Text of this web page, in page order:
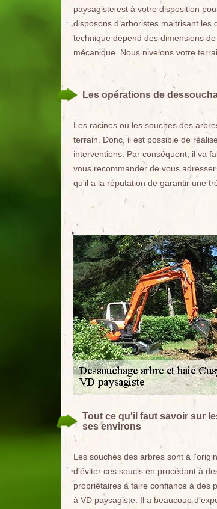
paysagiste est à votre disposition
disposons d’arboristes maitrisant
technique dépend des dimensions
mécanique. Nous nivelons votre
Les opérations de
Les racines ou les souches des
terrain. Donc, il est possible de
interventions. Par conséquent, il va
vous recommander de vous
qu'il a la réputation de garantir une
Tout ce qu'il faut savoir sur
ses environs
Les souches des arbres sont à
d'éviter ces soucis en procédant à
propriétaires à faire confiance à des
à VD paysagiste. Il a beaucoup